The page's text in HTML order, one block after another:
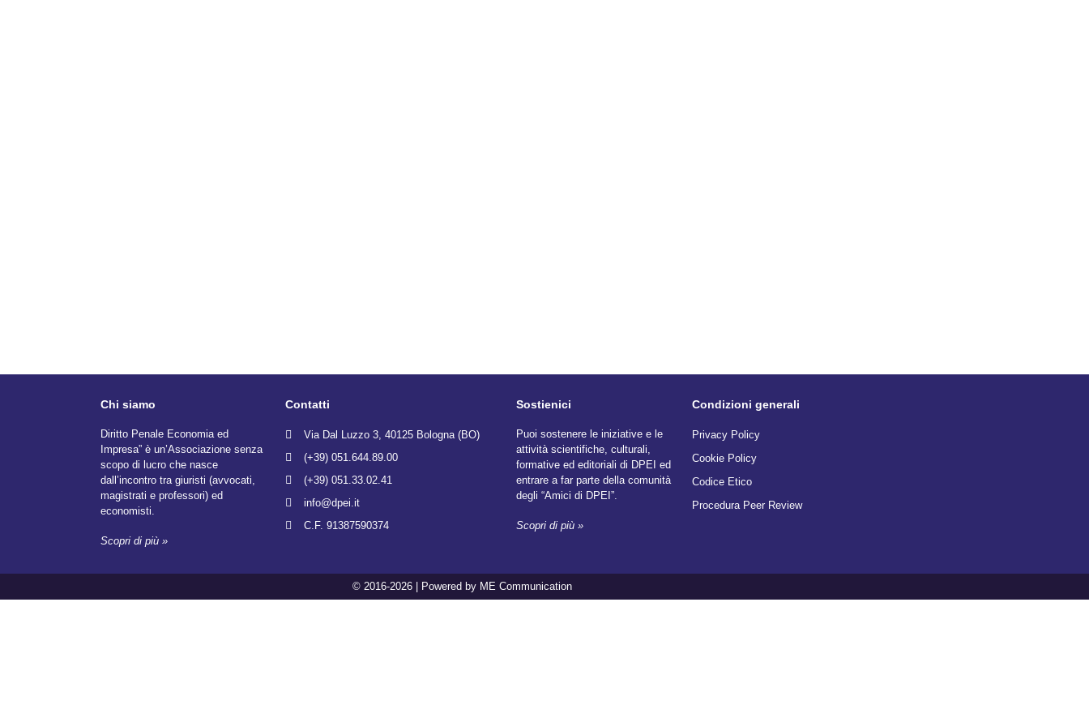
Chi siamo
Diritto Penale Economia ed
Impresa” è un’Associazione senza
scopo di lucro che nasce
dall’incontro tra giuristi (avvocati,
magistrati e professori) ed
economisti.
Scopri di più »
Contatti
Via Dal Luzzo 3, 40125 Bologna (BO)
(+39) 051.644.89.00
(+39) 051.33.02.41
info@dpei.it
C.F. 91387590374
Sostienici
Puoi sostenere le iniziative e le
attività scientifiche, culturali,
formative ed editoriali di DPEI ed
entrare a far parte della comunità
degli “Amici di DPEI”.
Scopri di più »
Condizioni generali
Privacy Policy
Cookie Policy
Codice Etico
Procedura Peer Review
© 2016-2026 | Powered by ME Communication